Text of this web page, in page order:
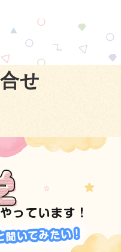
せ